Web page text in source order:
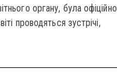
органу, була офіційно
проводяться зустрічі,